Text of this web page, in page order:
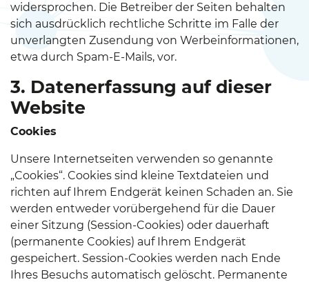
widersprochen. Die Betreiber der Seiten behalten
sich ausdrücklich rechtliche Schritte im Falle der
unverlangten Zusendung von Werbeinformationen,
etwa durch Spam-E-Mails, vor.
3. Datenerfassung auf dieser
Website
Cookies
Unsere Internetseiten verwenden so genannte
„Cookies“. Cookies sind kleine Textdateien und
richten auf Ihrem Endgerät keinen Schaden an. Sie
werden entweder vorübergehend für die Dauer
einer Sitzung (Session-Cookies) oder dauerhaft
(permanente Cookies) auf Ihrem Endgerät
gespeichert. Session-Cookies werden nach Ende
Ihres Besuchs automatisch gelöscht. Permanente